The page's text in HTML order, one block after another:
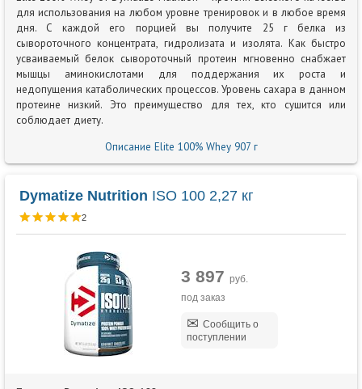
для использования на любом уровне тренировок и в любое время
дня. С каждой его порцией вы получите 25 г белка из
сывороточного концентрата, гидролизата и изолята. Как быстро
усваиваемый белок сывороточный протеин мгновенно снабжает
мышцы аминокислотами для поддержания их роста и
недопущения катаболических процессов. Уровень сахара в данном
протеине низкий. Это преимущество для тех, кто сушится или
соблюдает диету.
Описание Elite 100% Whey 907 г
Dymatize Nutrition ISO 100 2,27 кг
2
3 897 руб.
под заказ
Сообщить о
поступлении